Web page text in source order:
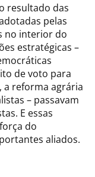
resultado das
pelas
no interior do
estratégicas –
de voto para
a reforma agrária
– passavam
E essas
do
aliados.